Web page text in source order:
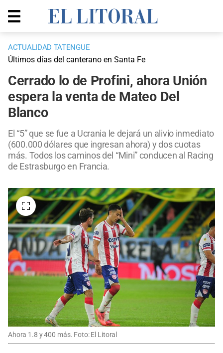
ACTUALIDAD TATENGUE
Últimos días del canterano en Santa Fe
Cerrado lo de Profini, ahora Unión
espera la venta de Mateo Del
Blanco
El “5” que se fue a Ucrania le dejará un alivio inmediato
(600.000 dólares que ingresan ahora) y dos cuotas
más. Todos los caminos del “Mini” conducen al Racing
de Estrasburgo en Francia.
Ahora 1.8 y 400 más. Foto: El Litoral